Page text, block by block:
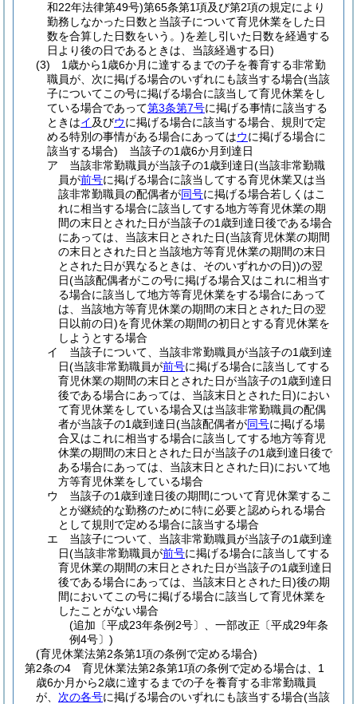
和22年法律第49号)第65条第1項及び第2項の規定により
勤務しなかった日数と当該子について育児休業をした日
数を合算した日数をいう。)を差し引いた日数を経過する
日より後の日であるときは、当該経過する日)
(3)
1歳から1歳6か月に達するまでの子を養育する非常勤
職員が、次に掲げる場合のいずれにも該当する場合(当該
子についてこの号に掲げる場合に該当して育児休業をし
ている場合であって第3条第7号に掲げる事情に該当する
ときはイ及びウに掲げる場合に該当する場合、規則で定
める特別の事情がある場合にあってはウに掲げる場合に
該当する場合) 当該子の1歳6か月到達日
ア
当該非常勤職員が当該子の1歳到達日(当該非常勤職
員が前号に掲げる場合に該当してする育児休業又は当
該非常勤職員の配偶者が同号に掲げる場合若しくはこ
れに相当する場合に該当してする地方等育児休業の期
間の末日とされた日が当該子の1歳到達日後である場合
にあっては、当該末日とされた日(当該育児休業の期間
の末日とされた日と当該地方等育児休業の期間の末日
とされた日が異なるときは、そのいずれかの日))の翌
日(当該配偶者がこの号に掲げる場合又はこれに相当す
る場合に該当して地方等育児休業をする場合にあって
は、当該地方等育児休業の期間の末日とされた日の翌
日以前の日)を育児休業の期間の初日とする育児休業を
しようとする場合
イ
当該子について、当該非常勤職員が当該子の1歳到達
日(当該非常勤職員が前号に掲げる場合に該当してする
育児休業の期間の末日とされた日が当該子の1歳到達日
後である場合にあっては、当該末日とされた日)におい
て育児休業をしている場合又は当該非常勤職員の配偶
者が当該子の1歳到達日(当該配偶者が同号に掲げる場
合又はこれに相当する場合に該当してする地方等育児
休業の期間の末日とされた日が当該子の1歳到達日後で
ある場合にあっては、当該末日とされた日)において地
方等育児休業をしている場合
ウ
当該子の1歳到達日後の期間について育児休業するこ
とが継続的な勤務のために特に必要と認められる場合
として規則で定める場合に該当する場合
エ
当該子について、当該非常勤職員が当該子の1歳到達
日(当該非常勤職員が前号に掲げる場合に該当してする
育児休業の期間の末日とされた日が当該子の1歳到達日
後である場合にあっては、当該末日とされた日)後の期
間においてこの号に掲げる場合に該当して育児休業を
したことがない場合
(追加〔平成23年条例2号〕、一部改正〔平成29年条
例4号〕)
(育児休業法第2条第1項の条例で定める場合)
第2条の4
育児休業法第2条第1項の条例で定める場合は、1
歳6か月から2歳に達するまでの子を養育する非常勤職員
が、 次の各号に掲げる場合のいずれにも該当する場合(当該